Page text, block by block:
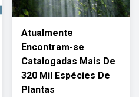
Atualmente
Encontram-se
Catalogadas Mais De
320 Mil Espécies De
Plantas